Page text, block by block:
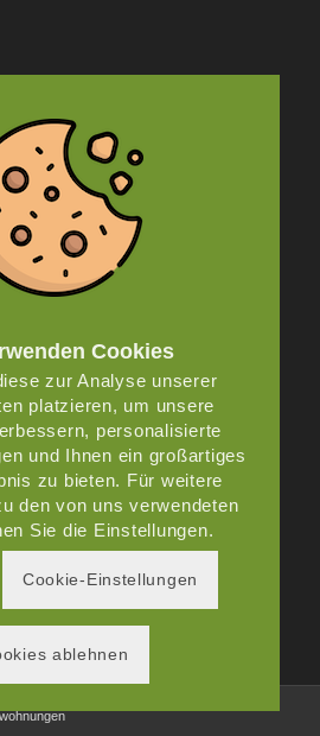
19:00 Uhr
Uhr
Cookies
zur Analyse unserer
platzieren, um unsere
personalisierte
und Ihnen ein großartiges
zu bieten. Für weitere
den von uns verwendeten
Sie die Einstellungen.
Cookie-Einstellungen
ablehnen